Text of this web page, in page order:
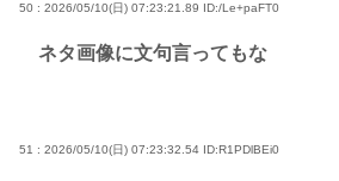
50 : 2026/05/10(日) 07:23:21.89 ID:/Le+paFT0
ネタ画像に文句言ってもな
51 : 2026/05/10(日) 07:23:32.54 ID:R1PDlBEi0